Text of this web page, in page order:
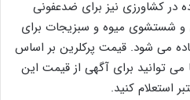
در کشاورزی نیز برای ضدعفونی
شستشوی میوه و سبزیجات برای
می ‌شود. قیمت پرکلرین بر اساس
توانید برای آگهی از قیمت این
استعلام کنید.